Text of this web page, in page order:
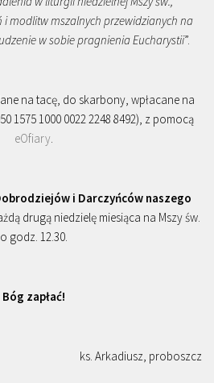
i modlitw mszalnych przewidzianych na
w sobie pragnienia Eucharystii”.
na tacę, do skarbony, wpłacane na
1575 1000 0022 2248 8492), z pomocą
eOfiary
i Darczyńców naszego
drugą niedzielę miesiąca na Mszy św.
o godz. 12.30.
Bóg zapłać!
ks. Arkadiusz, proboszcz